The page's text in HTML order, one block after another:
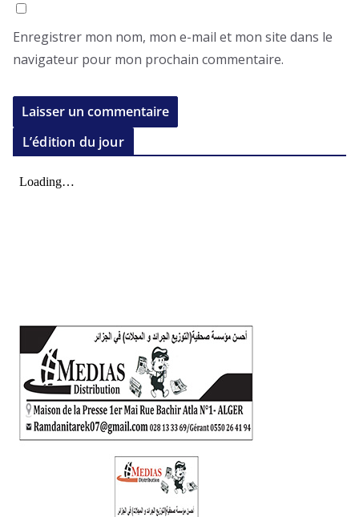
Enregistrer mon nom, mon e-mail et mon site dans le
navigateur pour mon prochain commentaire.
L’édition du jour